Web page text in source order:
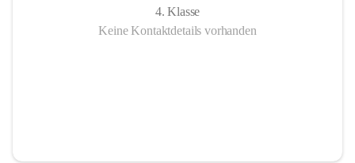
4. Klasse
Keine Kontaktdetails vorhanden